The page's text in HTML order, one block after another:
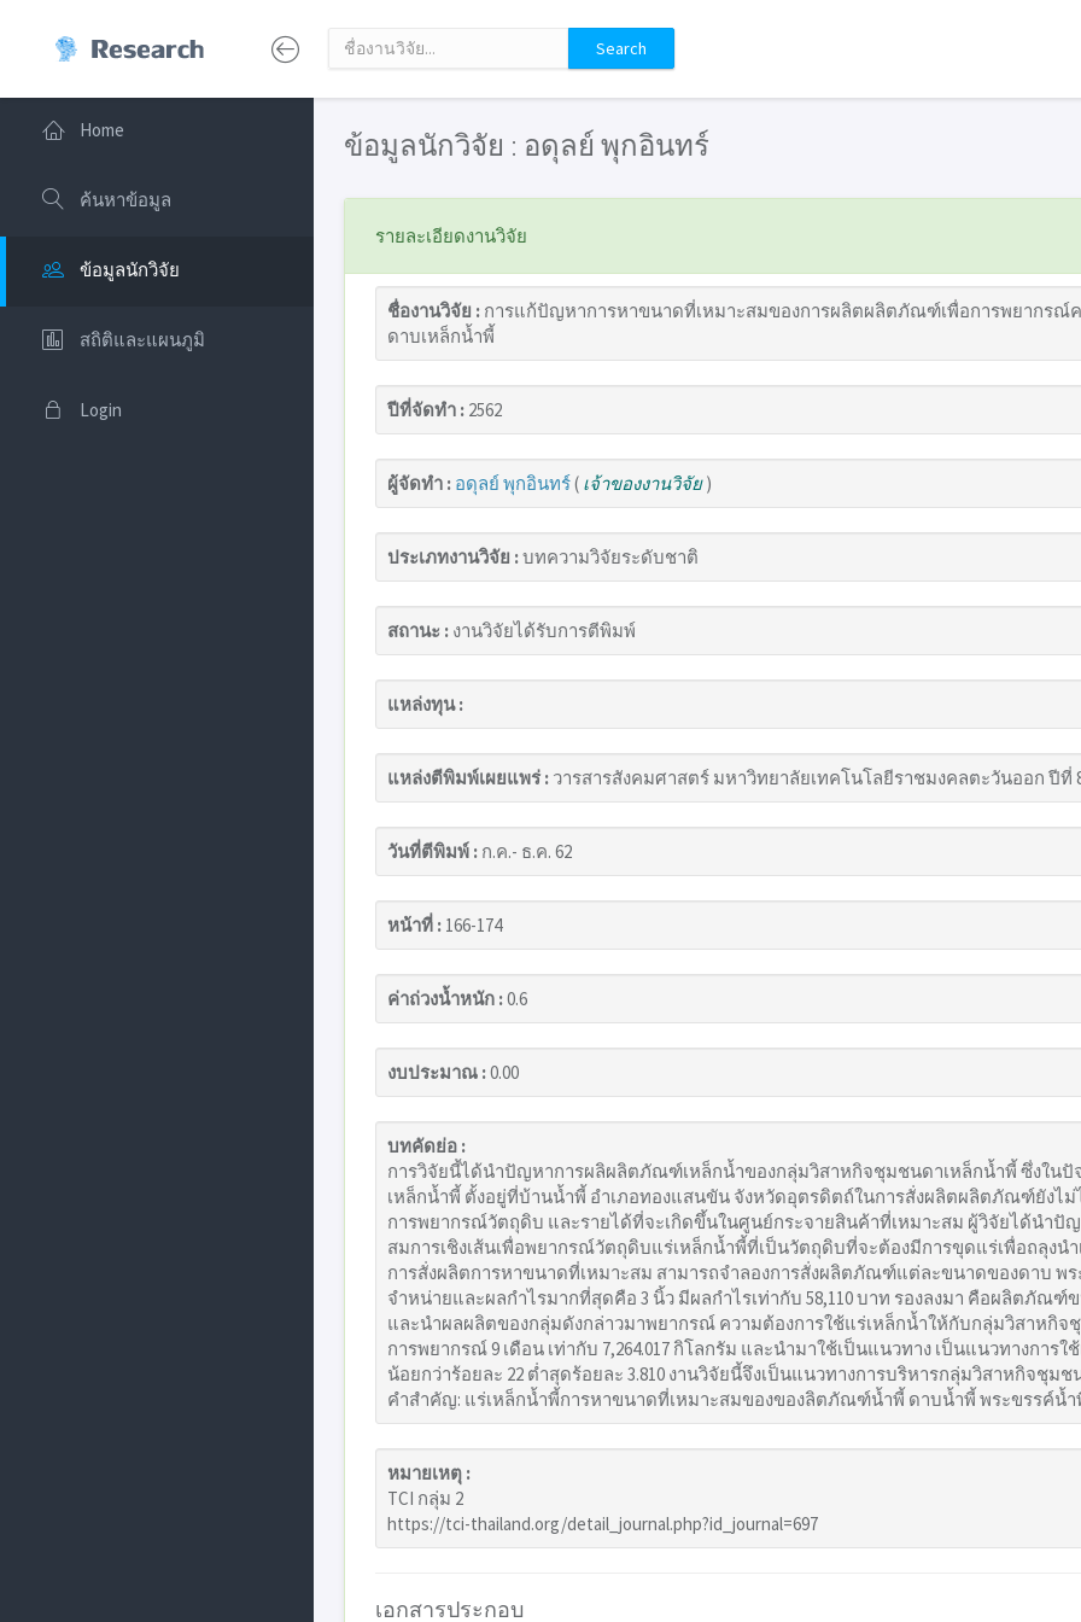
Home
ค้นหาข้อมูล
ข้อมูลนักวิจัย
สถิติและแผนภูมิ
Login
ข้อมูลนักวิจัย : อดุลย์ พุกอินทร์
รายละเอียดงานวิจัย
ชื่องานวิจัย : การแก้ปัญหาการหาขนาดที่เหมาะสมของการผลิตผลิตภัณฑ์เพื่อการพยากรณ์
ดาบเหล็กน้ำพี้
ปีที่จัดทำ : 2562
ผู้จัดทำ : อดุลย์ พุกอินทร์( เจ้าของงานวิจัย)
ประเภทงานวิจัย :บทความวิจัยระดับชาติ
สถานะ : งานวิจัยได้รับการตีพิมพ์
แหล่งทุน :
แหล่งตีพิมพ์เผยแพร่ : วารสารสังคมศาสตร์ มหาวิทยาลัยเทคโนโลยีราชมงคลตะวันออก ปีที่
วันที่ตีพิมพ์ : ก.ค.- ธ.ค. 62
หน้าที่ : 166-174
ค่าถ่วงน้ำหนัก :0.6
งบประมาณ :0.00
บทคัดย่อ :
การวิจัยนี้ได้นำปัญหาการผลิผลิตภัณฑ์เหล็กน้ำของกลุ่มวิสาหกิจชุมชนดาเหล็กน้ำพี้ ซึ่งใน
เหล็กน้ำพี้ ตั้งอยู่ที่บ้านน้ำพี้ อำเภอทองแสนขัน จังหวัดอุตรดิตถ์ในการสั่งผลิตผลิตภัณฑ์ยังไ
การพยากรณ์วัตถุดิบ และรายได้ที่จะเกิดขึ้นในศูนย์กระจายสินค้าที่เหมาะสม ผู้วิจัยได้นำ
สมการเชิงเส้นเพื่อพยากรณ์วัตถุดิบแร่เหล็กน้ำพี้ที่เป็นวัตถุดิบที่จะต้องมีการขุดแร่เพื่อถลุงน
การสั่งผลิตการหาขนาดที่เหมาะสม สามารถจำลองการสั่งผลิตภัณฑ์แต่ละขนาดของดาบ พ
จำหน่ายและผลกำไรมากที่สุดคือ 3 นิ้ว มีผลกำไรเท่ากับ 58,110 บาท รองลงมา คือผลิตภัณฑ์
และนำผลผลิตของกลุ่มดังกล่าวมาพยากรณ์ ความต้องการใช้แร่เหล็กน้ำให้กับกลุ่มวิสาหกิ
การพยากรณ์ 9 เดือน เท่ากับ 7,264.017 กิโลกรัม และนำมาใช้เป็นแนวทาง เป็นแนวทางการใ
น้อยกว่าร้อยละ 22 ต่ำสุดร้อยละ 3.810 งานวิจัยนี้จึงเป็นแนวทางการบริหารกลุ่มวิสาหกิจชุมช
คำสำคัญ: แร่เหล็กน้ำพี้การหาขนาดที่เหมาะสมของของลิตภัณฑ์น้ำพี้ ดาบน้ำพี้ พระขรรค์น้ำ
หมายเหตุ :
TCI กลุ่ม 2
https://tci-thailand.org/detail_journal.php?id_journal=697
เอกสารประกอบ